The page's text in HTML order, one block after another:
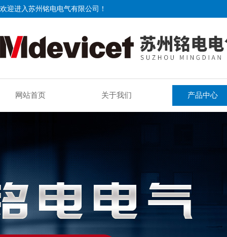
欢迎进入苏州铭电电气有限公司！
网站首页 关于我们 产品中心